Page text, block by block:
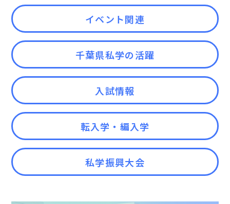
イベント関連
千葉県私学の活躍
入試情報
転入学・編入学
私学振興大会